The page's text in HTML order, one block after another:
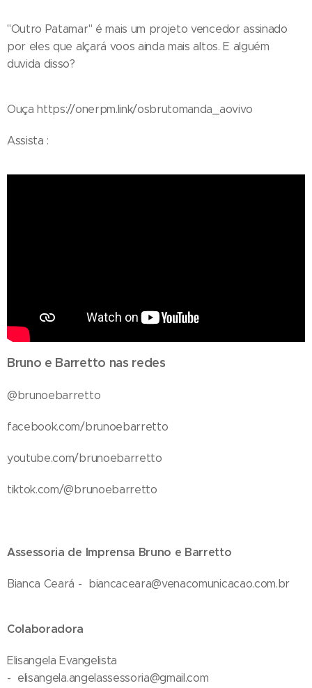
"Outro Patamar" é mais um projeto vencedor assinado
por eles que alçará voos ainda mais altos. E alguém
duvida disso?
Ouça https://onerpm.link/osbrutomanda_aovivo
Assista :
Bruno e Barretto nas redes
@brunoebarretto
facebook.com/brunoebarretto
youtube.com/brunoebarretto
tiktok.com/@brunoebarretto
Assessoria de Imprensa Bruno e Barretto
Bianca Ceará - biancaceara@venacomunicacao.com.br
Colaboradora
Elisangela Evangelista
- elisangela.angelassessoria@gmail.com